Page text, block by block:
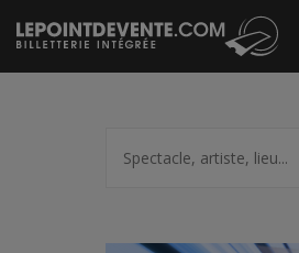
Passer
au
contenu
artiste,
lieu...